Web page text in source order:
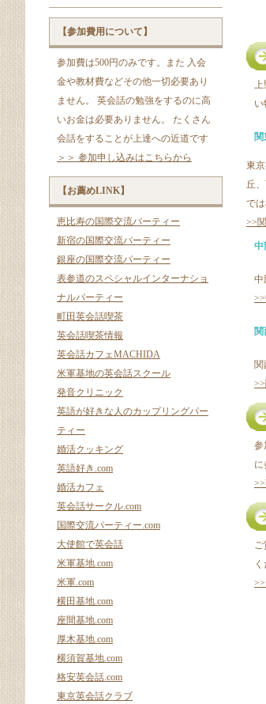
上
い
関
東
丘
で
>>
中
中
関
関
参
【参加費用について】
参加費は500円のみです。また 入会
金や教材費などその他一切必要あり
ません。 英会話の勉強をするのに高
いお金は必要ありません。 たくさん
会話をすることが上達への近道です
＞＞ 参加申し込みはこちらから
【お薦めLINK】
恵比寿の国際交流パーティー
新宿の国際交流パーティー
銀座の国際交流パーティー
表参道のスペシャルインターナショ
ナルパーティー
町田英会話喫茶
英会話喫茶情報
英会話カフェMACHIDA
米軍基地の英会話スクール
発音クリニック
英語が好きな人のカップリングパー
ティー
婚活クッキング
英語好き.com
婚活カフェ
英会話サークル.com
国際交流パーティー.com
大使館で英会話
米軍基地.com
米軍.com
横田基地.com
座間基地.com
厚木基地.com
横須賀基地.com
格安英会話.com
東京英会話クラブ